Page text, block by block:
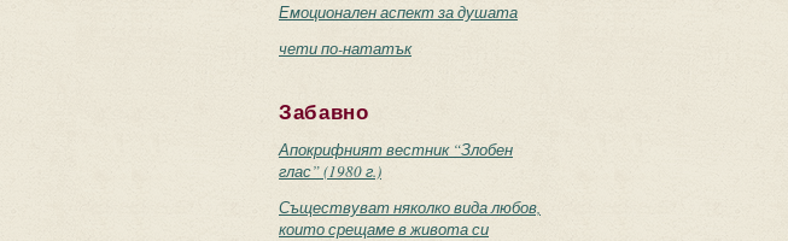
Емоционален аспект за душата
чети по-нататък
Забавно
Апокрифният вестник “Злобен
глас” (1980 г.)
Съществуват няколко вида любов,
които срещаме в живота си